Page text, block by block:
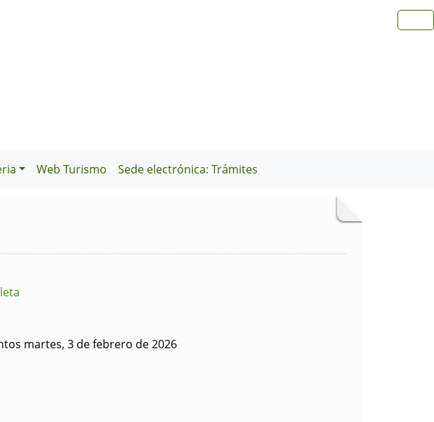
Web Turismo Sede electrónica: Trámites
martes, 3 de febrero de 2026